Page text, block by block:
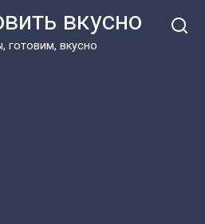
вкусно
готовим, вкусно